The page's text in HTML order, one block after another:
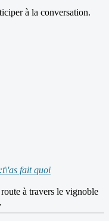
à la conversation.
fait quoi
à travers le vignoble